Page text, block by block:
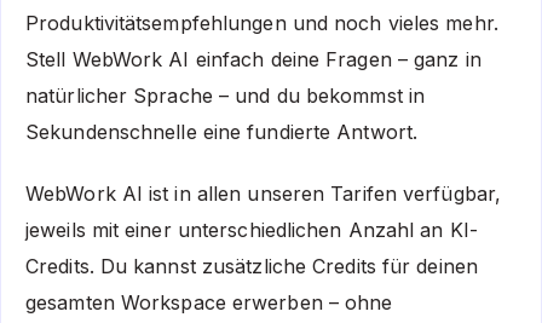
Produktivitätsempfehlungen und noch vieles mehr.
Stell WebWork AI einfach deine Fragen – ganz in
natürlicher Sprache – und du bekommst in
Sekundenschnelle eine fundierte Antwort.
WebWork AI ist in allen unseren Tarifen verfügbar,
jeweils mit einer unterschiedlichen Anzahl an KI-
Credits. Du kannst zusätzliche Credits für deinen
gesamten Workspace erwerben – ohne